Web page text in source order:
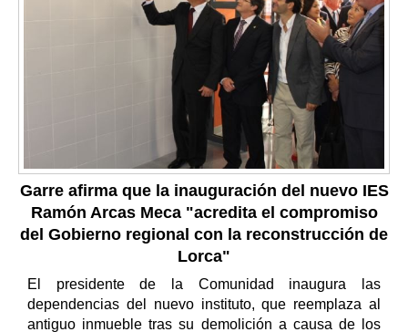
Garre afirma que la inauguración del nuevo IES
Ramón Arcas Meca "acredita el compromiso
del Gobierno regional con la reconstrucción de
Lorca"
El presidente de la Comunidad inaugura las
dependencias del nuevo instituto, que reemplaza al
antiguo inmueble tras su demolición a causa de los